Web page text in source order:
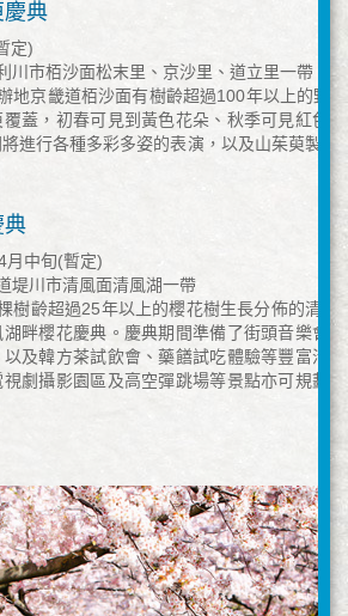
慶典
定)
川市栢沙面松末里、京沙里、道立里一帶
地京畿道栢沙面有樹齡超過100年以上的野
蓋，初春可見到黃色花朵、秋季可見紅色
進行各種多彩多姿的表演，以及山茱萸製品
典
月中旬(暫定)
堤川市清風面清風湖一帶
樹齡超過25年以上的櫻花樹生長分佈的清風
湖畔櫻花慶典。慶典期間準備了街頭音樂會
及韓方茶試飲會、藥饍試吃體驗等豐富活
視劇攝影園區及高空彈跳場等景點亦可規劃